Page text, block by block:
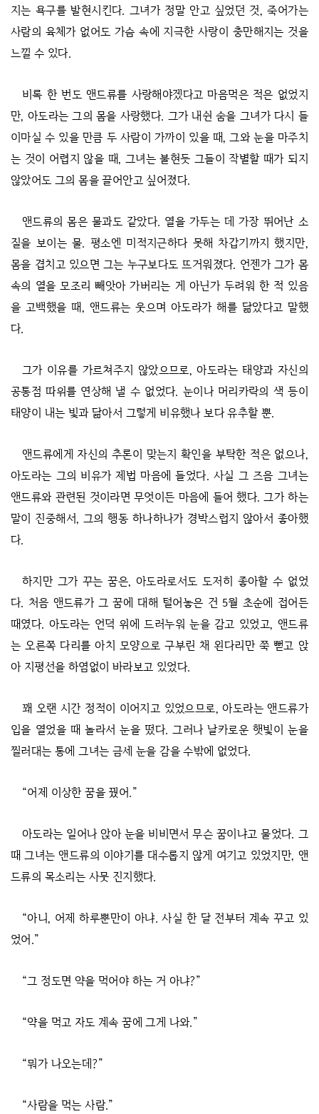
지는 욕구를 발현시킨다. 그녀가 정말 안고 싶었던 것, 죽어가는
사람의 육체가 없어도 가슴 속에 지극한 사랑이 충만해지는 것을
느낄 수 있다.
비록 한 번도 앤드류를 사랑해야겠다고 마음먹은 적은 없었지
만, 아도라는 그의 몸을 사랑했다. 그가 내쉰 숨을 그녀가 다시 들
이마실 수 있을 만큼 두 사람이 가까이 있을 때, 그와 눈을 마주치
는 것이 어렵지 않을 때, 그녀는 불현듯 그들이 작별할 때가 되지
않았어도 그의 몸을 끌어안고 싶어졌다.
앤드류의 몸은 물과도 같았다. 열을 가두는 데 가장 뛰어난 소
질을 보이는 물. 평소엔 미적지근하다 못해 차갑기까지 했지만,
몸을 겹치고 있으면 그는 누구보다도 뜨거워졌다. 언젠가 그가 몸
속의 열을 모조리 빼앗아 가버리는 게 아닌가 두려워 한 적 있음
을 고백했을 때, 앤드류는 웃으며 아도라가 해를 닮았다고 말했
다.
그가 이유를 가르쳐주지 않았으므로, 아도라는 태양과 자신의
공통점 따위를 연상해 낼 수 없었다. 눈이나 머리카락의 색 등이
태양이 내는 빛과 닮아서 그렇게 비유했나 보다 유추할 뿐.
앤드류에게 자신의 추론이 맞는지 확인을 부탁한 적은 없으나,
아도라는 그의 비유가 제법 마음에 들었다. 사실 그 즈음 그녀는
앤드류와 관련된 것이라면 무엇이든 마음에 들어 했다. 그가 하는
말이 진중해서, 그의 행동 하나하나가 경박스럽지 않아서 좋아했
다.
하지만 그가 꾸는 꿈은, 아도라로서도 도저히 좋아할 수 없었
다. 처음 앤드류가 그 꿈에 대해 털어놓은 건 5월 초순에 접어든
때였다. 아도라는 언덕 위에 드러누워 눈을 감고 있었고, 앤드류
는 오른쪽 다리를 아치 모양으로 구부린 채 왼다리만 쭉 뻗고 앉
아 지평선을 하염없이 바라보고 있었다.
꽤 오랜 시간 정적이 이어지고 있었으므로, 아도라는 앤드류가
입을 열었을 때 놀라서 눈을 떴다. 그러나 날카로운 햇빛이 눈을
찔러대는 통에 그녀는 금세 눈을 감을 수밖에 없었다.
“어제 이상한 꿈을 꿨어.”
아도라는 일어나 앉아 눈을 비비면서 무슨 꿈이냐고 물었다. 그
때 그녀는 앤드류의 이야기를 대수롭지 않게 여기고 있었지만, 앤
드류의 목소리는 사뭇 진지했다.
“아니, 어제 하루뿐만이 아냐. 사실 한 달 전부터 계속 꾸고 있
었어.”
“그 정도면 약을 먹어야 하는 거 아냐?”
“약을 먹고 자도 계속 꿈에 그게 나와.”
“뭐가 나오는데?”
“사람을 먹는 사람.”